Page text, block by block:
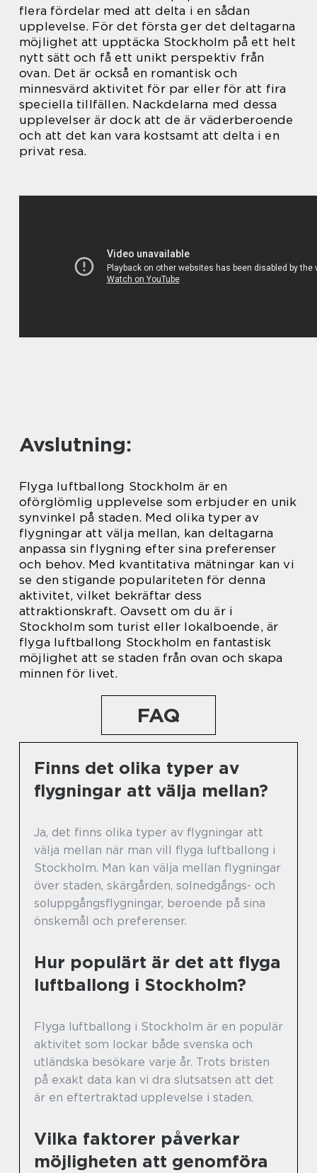
flera fördelar med att delta i en sådan
upplevelse. För det första ger det deltagarna
möjlighet att upptäcka Stockholm på ett helt
nytt sätt och få ett unikt perspektiv från
ovan. Det är också en romantisk och
minnesvärd aktivitet för par eller för att fira
speciella tillfällen. Nackdelarna med dessa
upplevelser är dock att de är väderberoende
och att det kan vara kostsamt att delta i en
privat resa.
Avslutning:
Flyga luftballong Stockholm är en
oförglömlig upplevelse som erbjuder en unik
synvinkel på staden. Med olika typer av
flygningar att välja mellan, kan deltagarna
anpassa sin flygning efter sina preferenser
och behov. Med kvantitativa mätningar kan vi
se den stigande populariteten för denna
aktivitet, vilket bekräftar dess
attraktionskraft. Oavsett om du är i
Stockholm som turist eller lokalboende, är
flyga luftballong Stockholm en fantastisk
möjlighet att se staden från ovan och skapa
minnen för livet.
FAQ
Finns det olika typer av
flygningar att välja mellan?
Ja, det finns olika typer av flygningar att
välja mellan när man vill flyga luftballong i
Stockholm. Man kan välja mellan flygningar
över staden, skärgården, solnedgångs- och
soluppgångsflygningar, beroende på sina
önskemål och preferenser.
Hur populärt är det att flyga
luftballong i Stockholm?
Flyga luftballong i Stockholm är en populär
aktivitet som lockar både svenska och
utländska besökare varje år. Trots bristen
på exakt data kan vi dra slutsatsen att det
är en eftertraktad upplevelse i staden.
Vilka faktorer påverkar
möjligheten att genomföra